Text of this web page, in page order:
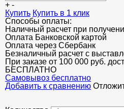
НЕДОРОГОЙ МЕТАЛЛОПРОКАТ
+ -
Купить Купить в 1 клик
Способы оплаты:
Наличный расчет при
Оплата Банковской картой
Оплата через Сбербанк
Безналичный расчет с
При заказе от 100 000 руб.
БЕСПЛАТНО
Cамовывоз бесплатно
Добавить к сравнению